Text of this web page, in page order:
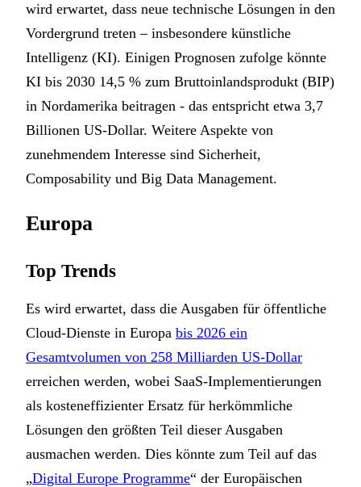
wird erwartet, dass neue technische Lösungen in den
Vordergrund treten – insbesondere künstliche
Intelligenz (KI). Einigen Prognosen zufolge könnte
KI bis 2030 14,5 % zum Bruttoinlandsprodukt (BIP)
in Nordamerika beitragen - das entspricht etwa 3,7
Billionen US-Dollar. Weitere Aspekte von
zunehmendem Interesse sind Sicherheit,
Composability und Big Data Management.
Europa
Top Trends
Es wird erwartet, dass die Ausgaben für öffentliche
Cloud-Dienste in Europa bis 2026 ein
Gesamtvolumen von 258 Milliarden US-Dollar
erreichen werden, wobei SaaS-Implementierungen
als kosteneffizienter Ersatz für herkömmliche
Lösungen den größten Teil dieser Ausgaben
ausmachen werden. Dies könnte zum Teil auf das
„Digital Europe Programme“ der Europäischen